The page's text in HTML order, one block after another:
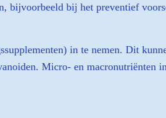
bijvoorbeeld bij het preventief
in te nemen. Dit
Micro- en macronutriënten